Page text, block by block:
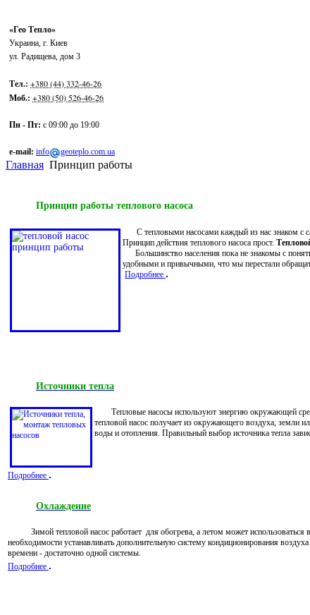
«Гео Тепло»
Украина, г. Киев
ул. Радищева, дом 3
Тел.: +380 (44) 332-46-26
Моб.: +380 (50) 526-46-26
Пн - Пт: с 09:00 до 19:00
e-mail: info geoteplo.com.ua
Главная Принцип работы
Принцип работы теплового насоса
C тепловыми насосами каждый из нас знаком с
Принцип действия теплового насоса прост.
Большинство населения пока не знакомы с
удобными и привычными, что мы перестали
Подробнее
Источники тепла
Тепловые насосы используют энергию окружающей
тепловой насос получает из окружающего воздуха, земли
воды и отопления. Правильный выбор источника тепла
Подробнее
Охлаждение
Зимой тепловой насос работает для обогрева, а летом может использоваться
необходимости устанавливать дополнительную систему кондиционирования
времени - достаточно одной системы.
Подробнее